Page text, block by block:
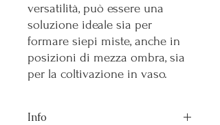
versatilità, può essere una
soluzione ideale sia per
formare siepi miste, anche in
posizioni di mezza ombra, sia
per la coltivazione in vaso.
Info